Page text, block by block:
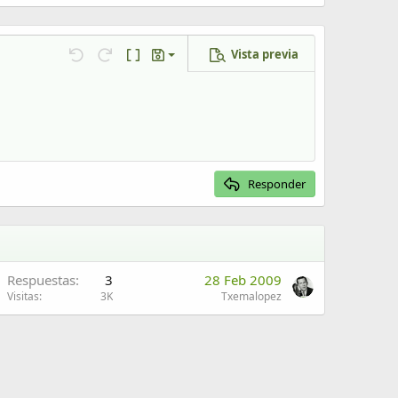
DeshacerRehacerCambiar a código BB
Borradores
Guardar borrador
Vista previa
Responder
Respuestas 3
Visitas 3K
28 Feb 2009
Txemalopez